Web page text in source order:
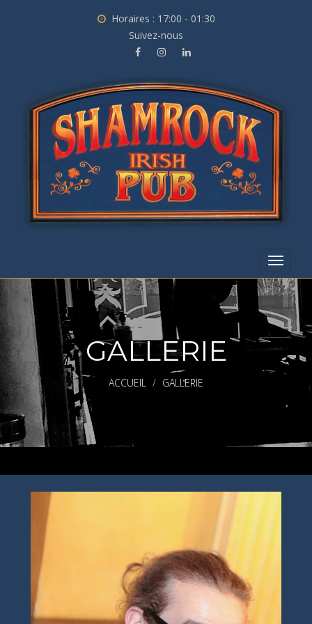
Horaires : 17:00 - 01:30
Suivez-nous
Toggle
GALLERIE
ACCUEIL GALLERIE